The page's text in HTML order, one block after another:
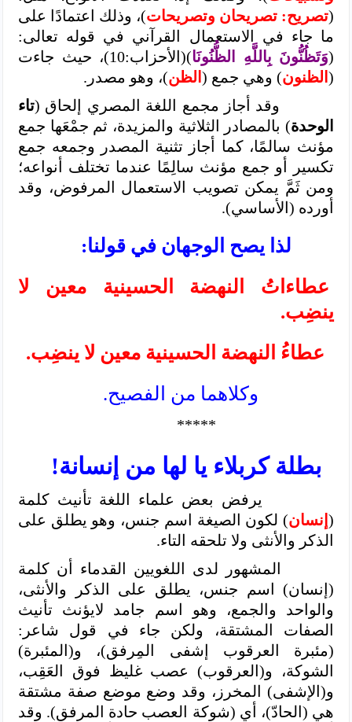
(تصريح: تصريحان وتصريحات)، وذلك اعتمادًا على
ما جاء في الاستعمال القرآني في قوله تعالى:
(وَتَظُنُّونَ بِاللَّهِ الظُّنُونَا
)(الأحزاب:10)، حيث جاءت
( الظنون) وهي جمع ( الظن)، وهو مصدر.
وقد أجاز مجمع اللغة المصري إلحاق (تاء
الوحدة) بالمصادر الثلاثية والمزيدة، ثم جمْعَها جمع
مؤنث سالمًا، كما أجاز تثنية المصدر وجمعه جمع
تكسير أو جمع مؤنث سالِمًا عندما تختلف أنواعه؛
ومن ثَمَّ يمكن تصويب الاستعمال المرفوض، وقد
أورده (الأساسي).
لذا يصح الوجهان في قولنا:
عطاءاتُ النهضة الحسينية معين لا
ينضِب.
عطاءُ النهضة الحسينية معين لا ينضِب.
وكلاهما من الفصيح.
*****
بطلة كربلاء يا لها من إنسانة!
يرفض بعض علماء اللغة تأنيث كلمة
( إنسان) لكون الصيغة اسم جنس، وهو يطلق على
الذكر والأنثى ولا تلحقه التاء.
المشهور لدى اللغويين القدماء أن كلمة
(إنسان) اسم جنس، يطلق على الذكر والأنثى،
والواحد والجمع، وهو اسم جامد لايؤنث تأنيث
الصفات المشتقة، ولكن جاء في قول شاعر:
(مئبرة العرقوب إشفى المِرفق)، و(المئبرة)
الشوكة، و(العرقوب) عصب غليظ فوق العَقِب،
و(الإشفى) المخرز، وقد وضع موضع صفة مشتقة
هي (الحادّ)، أي (شوكة العصب حادة المرفق). وقد